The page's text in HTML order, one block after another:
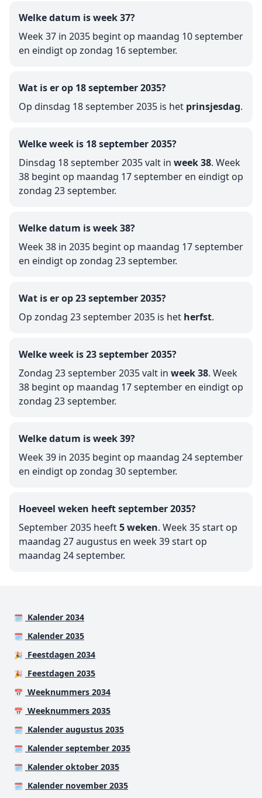
Welke datum is week 37?
Week 37 in 2035 begint op maandag 10 september
en eindigt op zondag 16 september.
Wat is er op 18 september 2035?
Op dinsdag 18 september 2035 is het prinsjesdag.
Welke week is 18 september 2035?
Dinsdag 18 september 2035 valt in week 38. Week
38 begint op maandag 17 september en eindigt op
zondag 23 september.
Welke datum is week 38?
Week 38 in 2035 begint op maandag 17 september
en eindigt op zondag 23 september.
Wat is er op 23 september 2035?
Op zondag 23 september 2035 is het herfst.
Welke week is 23 september 2035?
Zondag 23 september 2035 valt in week 38. Week
38 begint op maandag 17 september en eindigt op
zondag 23 september.
Welke datum is week 39?
Week 39 in 2035 begint op maandag 24 september
en eindigt op zondag 30 september.
Hoeveel weken heeft september 2035?
September 2035 heeft5 weken. Week 35 start op
maandag 27 augustus en week 39 start op
maandag 24 september.
🗓️ Kalender 2034
🗓️ Kalender 2035
🎉 Feestdagen 2034
🎉 Feestdagen 2035
📅 Weeknummers 2034
📅 Weeknummers 2035
🗓️ Kalender augustus 2035
🗓️ Kalender september 2035
🗓️ Kalender oktober 2035
🗓️ Kalender november 2035